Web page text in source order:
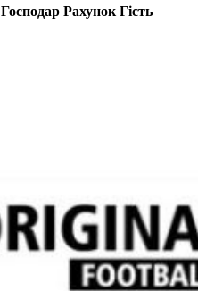
Господар Рахунок Гість